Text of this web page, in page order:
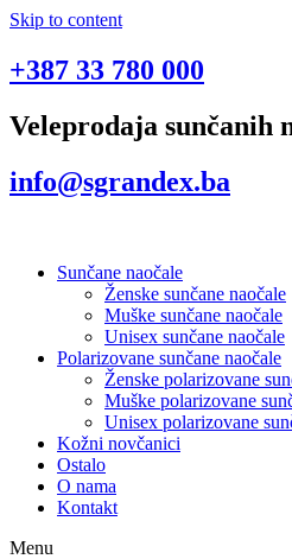
Skip to content
+387 33 780 000
Veleprodaja sunčanih
info@sgrandex.ba
Sunčane naočale
Ženske sunčane naočale
Muške sunčane naočale
Unisex sunčane naočale
Polarizovane sunčane naočale
Ženske polarizovane
Muške polarizovane
Unisex polarizovane
Kožni novčanici
Ostalo
O nama
Kontakt
Menu